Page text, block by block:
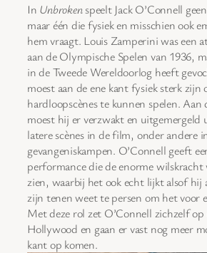
In Unbrokenspeelt Jack O’Connell
maar één die fysiek en misschien ook
hem vraagt. Louis Zamperini was een
aan de Olympische Spelen van 1936,
in de Tweede Wereldoorlog heeft
moest aan de ene kant fysiek sterk zijn
hardloopscènes te kunnen spelen. Aan
moest hij er verzwakt en uitgemergeld
latere scènes in de film, onder andere
gevangeniskampen. O’Connell geeft
performance die de enorme
zien, waarbij het ook echt lijkt alsof hij
zijn tenen weet te persen om het voor
Met deze rol zet O’Connell zichzelf
Hollywood en gaan er vast nog meer
kant op komen.